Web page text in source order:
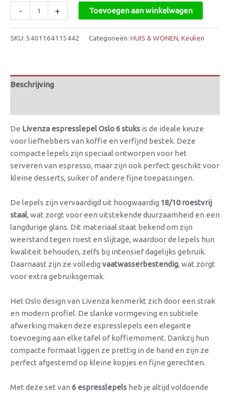
- + Toevoegen aan winkelwagen
SKU: 5401164115442 Categorieën: HUIS & WONEN, Keuken
Beschrijving
De Livenza espresslepel Oslo 6 stuks is de ideale keuze
voor liefhebbers van koffie en verfijnd bestek. Deze
compacte lepels zijn speciaal ontworpen voor het
serveren van espresso, maar zijn ook perfect geschikt voor
kleine desserts, suiker of andere fijne toepassingen.
De lepels zijn vervaardigd uit hoogwaardig 18/10 roestvrij
staal, wat zorgt voor een uitstekende duurzaamheid en een
langdurige glans. Dit materiaal staat bekend om zijn
weerstand tegen roest en slijtage, waardoor de lepels hun
kwaliteit behouden, zelfs bij intensief dagelijks gebruik.
Daarnaast zijn ze volledig vaatwasserbestendig, wat zorgt
voor extra gebruiksgemak.
Het Oslo design van Livenza kenmerkt zich door een strak
en modern profiel. De slanke vormgeving en subtiele
afwerking maken deze espresslepels een elegante
toevoeging aan elke tafel of koffiemoment. Dankzij hun
compacte formaat liggen ze prettig in de hand en zijn ze
perfect afgestemd op kleine kopjes en fijne gerechten.
Met deze set van 6 espresslepels heb je altijd voldoende